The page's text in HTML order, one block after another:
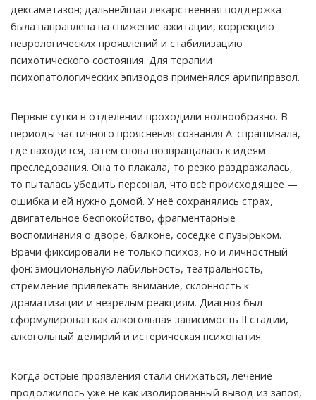
дексаметазон; дальнейшая лекарственная поддержка
была направлена на снижение ажитации, коррекцию
неврологических проявлений и стабилизацию
психотического состояния. Для терапии
психопатологических эпизодов применялся арипипразол.
Первые сутки в отделении проходили волнообразно. В
периоды частичного прояснения сознания А. спрашивала,
где находится, затем снова возвращалась к идеям
преследования. Она то плакала, то резко раздражалась,
то пыталась убедить персонал, что всё происходящее —
ошибка и ей нужно домой. У неё сохранялись страх,
двигательное беспокойство, фрагментарные
воспоминания о дворе, балконе, соседке с пузырьком.
Врачи фиксировали не только психоз, но и личностный
фон: эмоциональную лабильность, театральность,
стремление привлекать внимание, склонность к
драматизации и незрелым реакциям. Диагноз был
сформулирован как алкогольная зависимость II стадии,
алкогольный делирий и истерическая психопатия.
Когда острые проявления стали снижаться, лечение
продолжилось уже не как изолированный вывод из запоя,